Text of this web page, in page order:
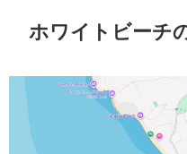
ホワイトビーチ